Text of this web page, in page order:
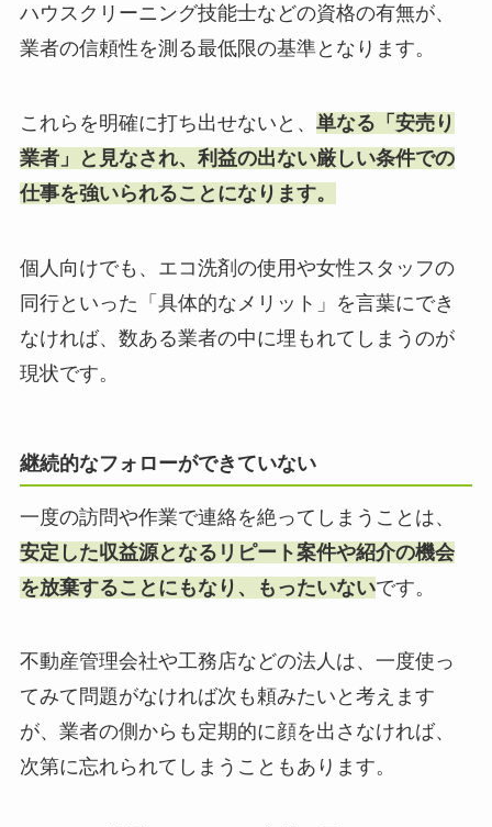
ハウスクリーニング技能士などの資格の有無が、
業者の信頼性を測る最低限の基準となります。
これらを明確に打ち出せないと、 単なる「安売り
業者」と見なされ、利益の出ない厳しい条件での
仕事を強いられることになります。
個人向けでも、エコ洗剤の使用や女性スタッフの
同行といった「具体的なメリット」を言葉にでき
なければ、数ある業者の中に埋もれてしまうのが
現状です。
継続的なフォローができていない
一度の訪問や作業で連絡を絶ってしまうことは、
安定した収益源となるリピート案件や紹介の機会
を放棄することにもなり、もったいないです。
不動産管理会社や工務店などの法人は、一度使っ
てみて問題がなければ次も頼みたいと考えます
が、業者の側からも定期的に顔を出さなければ、
次第に忘れられてしまうこともあります。